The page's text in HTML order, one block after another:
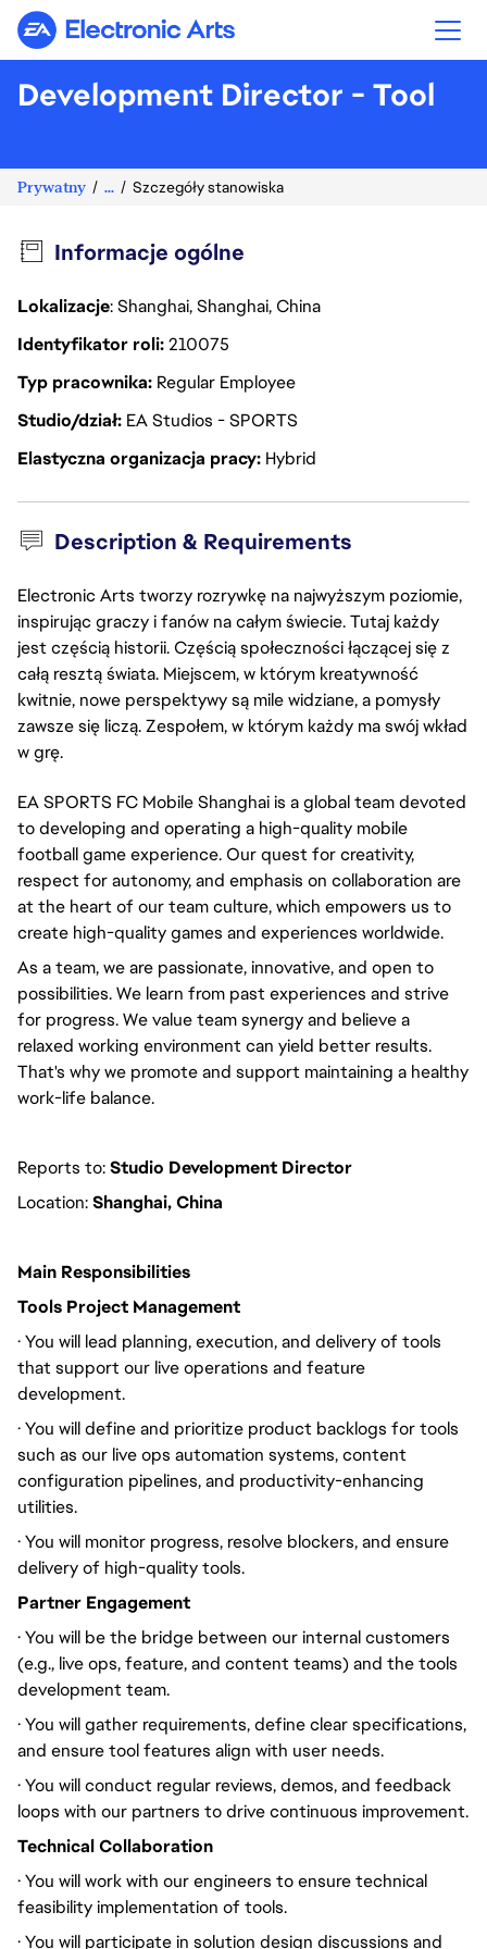
Electronic Arts
Development Director - Tool
Prywatny ... Szczegóły stanowiska
Informacje ogólne
Lokalizacje: Shanghai, Shanghai, China
Identyfikator roli210075
Typ pracownika Regular Employee
Studio/dział EA Studios - SPORTS
Elastyczna organizacja pracy Hybrid
Description & Requirements
Electronic Arts tworzy rozrywkę na najwyższym poziomie,
inspirując graczy i fanów na całym świecie. Tutaj każdy
jest częścią historii. Częścią społeczności łączącej się z
całą resztą świata. Miejscem, w którym kreatywność
kwitnie, nowe perspektywy są mile widziane, a pomysły
zawsze się liczą. Zespołem, w którym każdy ma swój wkład
w grę.
EA SPORTS FC Mobile Shanghai is a global team devoted
to developing and operating a high-quality mobile
football game experience. Our quest for creativity,
respect for autonomy, and emphasis on collaboration are
at the heart of our team culture, which empowers us to
create high-quality games and experiences worldwide.
As a team, we are passionate, innovative, and open to
possibilities. We learn from past experiences and strive
for progress. We value team synergy and believe a
relaxed working environment can yield better results.
That's why we promote and support maintaining a healthy
work-life balance.
Reports to:Studio Development Director
Location:Shanghai, China
Main Responsibilities
Tools Project Management
· You will lead planning, execution, and delivery of tools
that support our live operations and feature
development.
· You will define and prioritize product backlogs for tools
such as our live ops automation systems, content
configuration pipelines, and productivity-enhancing
utilities.
· You will monitor progress, resolve blockers, and ensure
delivery of high-quality tools.
Partner Engagement
· You will be the bridge between our internal customers
(e.g., live ops, feature, and content teams) and the tools
development team.
· You will gather requirements, define clear specifications,
and ensure tool features align with user needs.
· You will conduct regular reviews, demos, and feedback
loops with our partners to drive continuous improvement.
Technical Collaboration
· You will work with our engineers to ensure technical
feasibility implementation of tools.
· You will participate in solution design discussions and